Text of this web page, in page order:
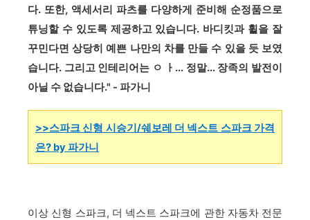
다. 또한, 액세서리 파츠를 다양하게 준비해 순정품으로
튜닝할 수 있도록 제공하고 있습니다. 바디킷과 휠을 잘
꾸민다면 상당히 예쁜 나만의 차를 만들 수 있을 듯 보였
습니다. 그리고 인테리어는 ㅇ ㅏ... 정말... 장족의 발전이
아닐 수 없습니다." - 파가니
>>스파크 신형 시승기/쉐보레 더 넥스트 스파크 가격
은? by 파가니
이상 신형 스파크, 더 넥스트 스파크에 관한 자동차 전문